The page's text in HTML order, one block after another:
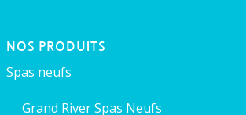
NOS PRODUITS
Spas neufs
Grand River Spas Neufs